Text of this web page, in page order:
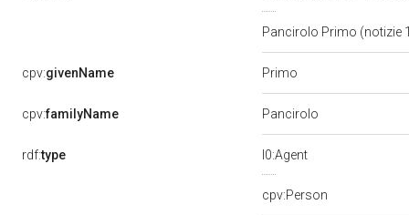
Pancirolo Primo (notizie
cpv:givenName Primo
cpv:familyName Pancirolo
rdf:type l0:Agent
cpv:Person